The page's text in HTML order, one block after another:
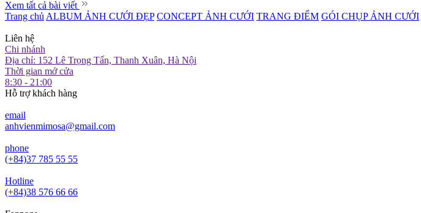
Xem tất cả bài viết
Trang chủ ALBUM ẢNH CƯỚI ĐẸP CONCEPT ẢNH CƯỚI TRANG ĐIỂM GÓI CHỤP ẢNH CƯỚI
Liên hệ
Chi nhánh
Địa chỉ: 152 Lê Trọng Tấn, Thanh Xuân, Hà Nội
Thời gian mở cửa
8:30 - 21:00
Hỗ trợ khách hàng
email
anhvienmimosa@gmail.com
phone
(+84)37 785 55 55
Hotline
(+84)38 576 66 66